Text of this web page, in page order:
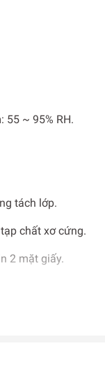
55 ~ 95% RH.
tách lớp.
chất xơ cứng.
2 mặt giấy.